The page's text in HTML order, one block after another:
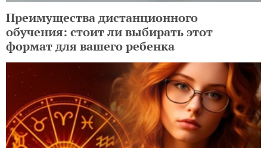
Преимущества дистанционного
обучения: стоит ли выбирать этот
формат для вашего ребенка